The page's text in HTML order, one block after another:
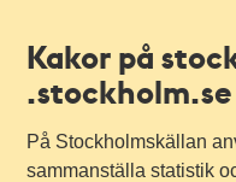
Kakor på
.stockholm.se
På Stockholmskällan
sammanställa statistik